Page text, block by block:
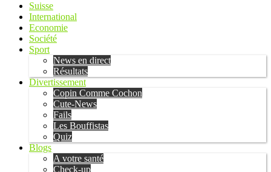
Suisse
International
Economie
Société
Sport
News en direct
Résultats
Divertissement
Copin Comme Cochon
Cute-News
Fails
Les Bouffistas
Quiz
Blogs
A votre santé
Check-up